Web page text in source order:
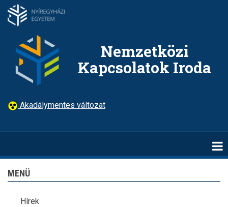
Ugrás
Nemzetközi
Kapcsolatok Iroda
Akadálymentes változat
MENÜ
Hírek